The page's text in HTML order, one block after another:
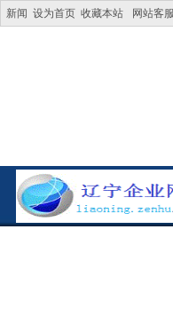
新闻 设为首页 收藏本站 网站客